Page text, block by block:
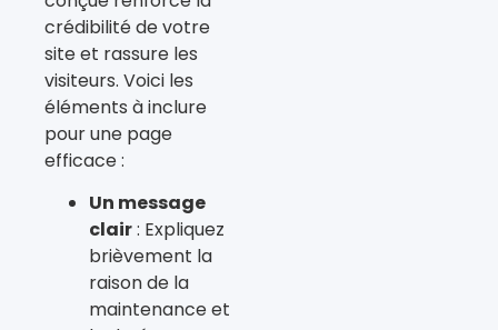
crédibilité de votre
site et rassure les
visiteurs. Voici les
éléments à inclure
pour une page
efficace :
Un message
clair: Expliquez
brièvement la
raison de la
maintenance et